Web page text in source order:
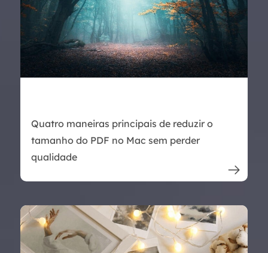
Quatro maneiras principais de reduzir o
tamanho do PDF no Mac sem perder
qualidade
